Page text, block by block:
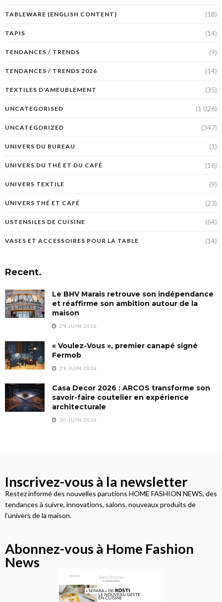
TABLEWARE (ENGLISH CONTENT) (18)
TAPIS (14)
TENDANCES / TRENDS (9)
TENDANCES / TRENDS 2026 (14)
TEXTILES D'AMEUBLEMENT (35)
UNCATEGORISED (1 026)
UNCATEGORIZED (347)
UNIVERS DU BUREAU (1)
UNIVERS DU THÉ ET DU CAFÉ (16)
UNIVERS TEXTILE (9)
UNIVERS THÉ ET CAFÉ (23)
USTENSILES DE CUISINE (64)
VASES ET ACCESSOIRES POUR LA TABLE (14)
Recent.
Le BHV Marais retrouve son indépendance
et réaffirme son ambition autour de la
maison
29 JUIN 2026
« Voulez-Vous », premier canapé signé
Fermob
29 JUIN 2026
Casa Decor 2026 : ARCOS transforme son
savoir-faire coutelier en expérience
architecturale
30 JUIN 2026
Inscrivez-vous à la newsletter
Restez informé des nouvelles parutions HOME FASHION NEWS, des
tendances à suivre, innovations, salons, nouveaux produits de
l’univers de la maison.
Abonnez-vous à Home Fashion
News